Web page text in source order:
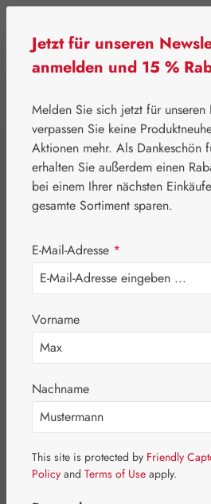
⌂ Gall Pharma
Q-10 60
Kapseln
Bildergalerie überspringen
Jetzt für unseren
anmelden und 15 %
Melden Sie sich jetzt für unseren
verpassen Sie keine
Aktionen mehr. Als Dankeschön
erhalten Sie außerdem einen
bei einem Ihrer nächsten
gesamte Sortiment sparen.
E-Mail-Adresse *
Vorname
Nachname
This site is protected by Friendly
Policy and Terms of Use apply.